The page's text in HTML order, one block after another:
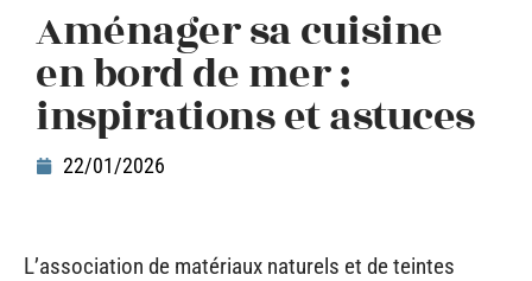
Aménager sa cuisine
en bord de mer :
inspirations et astuces
22/01/2026
L’association de matériaux naturels et de teintes